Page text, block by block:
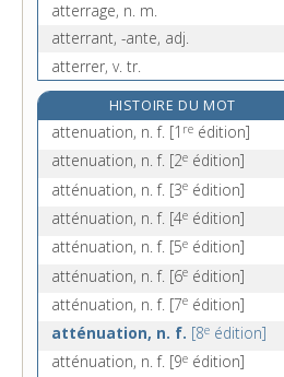
atterrage, n. m.
atterrant, -ante, adj.
atterrer, v. tr.
atterrir, v. intr.
atterrissage, n. m.
attester, v. tr.
HISTOIRE DU MOT
attenuation, n. f. [1 re édition]
attenuation, n. f. [2e édition]
atténuation, n. f. [3e édition]
atténuation, n. f. [4e édition]
atténuation, n. f. [5e édition]
atténuation, n. f. [6e édition]
atténuation, n. f. [7e édition]
atténuation, n. f. [8e édition]
atténuation, n. f. [9e édition]